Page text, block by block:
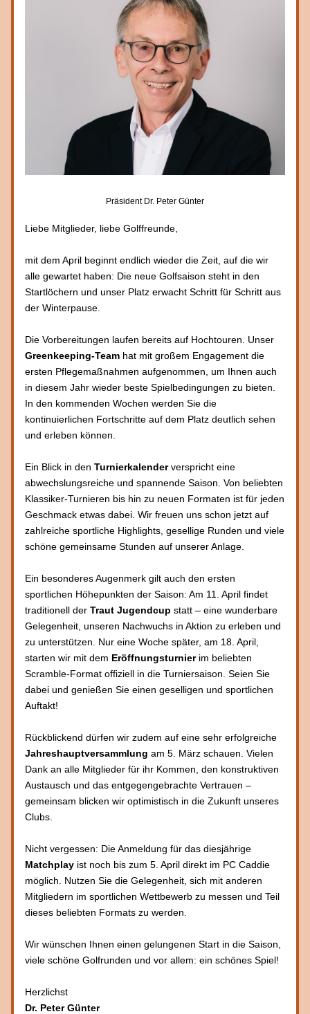
Präsident Dr. Peter Günter
Liebe Mitglieder, liebe Golffreunde,
mit dem April beginnt endlich wieder die Zeit, auf die wir
alle gewartet haben: Die neue Golfsaison steht in den
Startlöchern und unser Platz erwacht Schritt für Schritt aus
der Winterpause.
Greenkeeping-Team hat mit großem Engagement die
ersten Pflegemaßnahmen aufgenommen, um Ihnen auch
in diesem Jahr wieder beste Spielbedingungen zu bieten.
In den kommenden Wochen werden Sie die
kontinuierlichen Fortschritte auf dem Platz deutlich sehen
und erleben können.
Ein Blick in den Turnierkalender verspricht eine
abwechslungsreiche und spannende Saison. Von beliebten
Klassiker-Turnieren bis hin zu neuen Formaten ist für jeden
Geschmack etwas dabei. Wir freuen uns schon jetzt auf
zahlreiche sportliche Highlights, gesellige Runden und viele
schöne gemeinsame Stunden auf unserer Anlage.
Ein besonderes Augenmerk gilt auch den ersten
sportlichen Höhepunkten der Saison: Am 11. April findet
traditionell der Traut Jugendcup statt – eine wunderbare
Gelegenheit, unseren Nachwuchs in Aktion zu erleben und
zu unterstützen. Nur eine Woche später, am 18. April,
starten wir mit dem Eröffnungsturnier im beliebten
Scramble-Format offiziell in die Turniersaison. Seien Sie
dabei und genießen Sie einen geselligen und sportlichen
Auftakt!
Jahreshauptversammlung am 5. März schauen. Vielen
Dank an alle Mitglieder für ihr Kommen, den konstruktiven
Austausch und das entgegengebrachte Vertrauen –
gemeinsam blicken wir optimistisch in die Zukunft unseres
Clubs.
Matchplay ist noch bis zum 5. April direkt im PC Caddie
möglich. Nutzen Sie die Gelegenheit, sich mit anderen
Mitgliedern im sportlichen Wettbewerb zu messen und Teil
dieses beliebten Formats zu werden.
Wir wünschen Ihnen einen gelungenen Start in die Saison,
viele schöne Golfrunden und vor allem: ein schönes Spiel!
Herzlichst
Dr. Peter Günter